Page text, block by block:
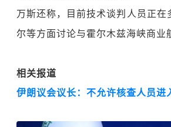
万斯还称，目前技术谈判人员正在
尔等方面讨论与霍尔木兹海峡商业
相关报道
伊朗议会议长：不允许核查人员进